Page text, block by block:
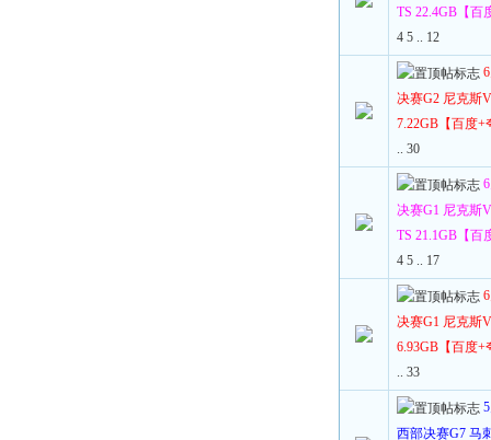
TS 22.4GB【百
4 5 12
决赛G2 尼克斯
7.22GB【百度+
..30
决赛G1 尼克斯
TS 21.1GB【百
4 5 17
决赛G1 尼克斯
6.93GB【百度+
..33
西部决赛G7 马